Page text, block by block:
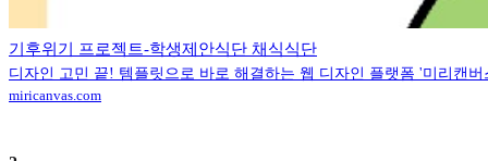
기후위기 프로젝트-학생제안식단 채식식단
디자인 고민 끝! 템플릿으로 바로 해결하는 웹 디자인 플랫폼 '미리캔버
miricanvas.com